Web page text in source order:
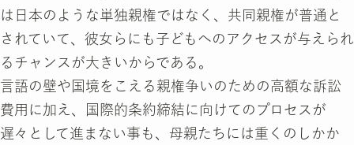
は日本のような単独親権ではなく、共同親権が普通と
されていて、彼女らにも子どもへのアクセスが与えられ
るチャンスが大きいからである。
言語の壁や国境をこえる親権争いのための高額な訴訟
費用に加え、国際的条約締結に向けてのプロセスが
遅々として進まない事も、母親たちには重くのしかか